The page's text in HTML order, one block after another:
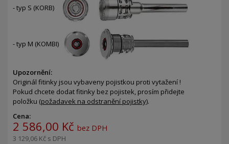
- typ S (KORB)
- typ M (KOMBI)
Upozornění:
Originál fitinky jsou vybaveny pojistkou proti vytažení !
Pokud chcete dodat fitinky bez pojistek, prosím přidejte
položku (požadavek na odstranění pojistky).
Cena:
2 586,00 Kč bez DPH
3 129,06 Kč s DPH